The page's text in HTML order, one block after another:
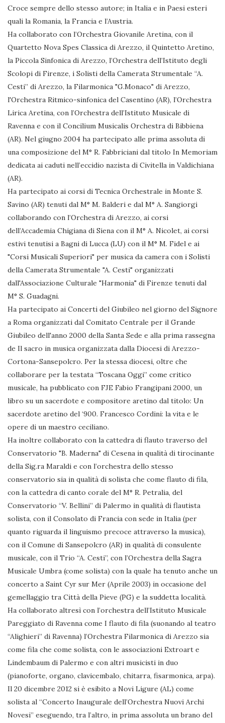
Croce sempre dello stesso autore; in Italia e in Paesi esteri
quali la Romania, la Francia e l’Austria.
Ha collaborato con l’Orchestra Giovanile Aretina, con il
Quartetto Nova Spes Classica di Arezzo, il Quintetto Aretino,
la Piccola Sinfonica di Arezzo, l’Orchestra dell’Istituto degli
Scolopi di Firenze, i Solisti della Camerata Strumentale “A.
Cesti” di Arezzo, la Filarmonica "G.Monaco" di Arezzo,
l'Orchestra Ritmico-sinfonica del Casentino (AR), l’Orchestra
Lirica Aretina, con l’Orchestra dell’Istituto Musicale di
Ravenna e con il Concilium Musicalis Orchestra di Bibbiena
(AR). Nel giugno 2004 ha partecipato alle prima assoluta di
una composizione del M° R. Fabbriciani dal titolo In Memoriam
dedicata ai caduti nell’eccidio nazista di Civitella in Valdichiana
(AR).
Ha partecipato ai corsi di Tecnica Orchestrale in Monte S.
Savino (AR) tenuti dal M° M. Balderi e dal M° A. Sangiorgi
collaborando con l’Orchestra di Arezzo, ai corsi
dell’Accademia Chigiana di Siena con il M° A. Nicolet, ai corsi
estivi tenutisi a Bagni di Lucca (LU) con il M° M. Fidel e ai
"Corsi Musicali Superiori" per musica da camera con i Solisti
della Camerata Strumentale "A. Cesti" organizzati
dall'Associazione Culturale "Harmonia" di Firenze tenuti dal
M° S. Guadagni.
Ha partecipato ai Concerti del Giubileo nel giorno del Signore
a Roma organizzati dal Comitato Centrale per il Grande
Giubileo dell'anno 2000 della Santa Sede e alla prima rassegna
de Il sacro in musica organizzata dalla Diocesi di Arezzo-
Cortona-Sansepolcro. Per la stessa diocesi, oltre che
collaborare per la testata “Toscana Oggi” come critico
musicale, ha pubblicato con FJE Fabio Frangipani 2000, un
libro su un sacerdote e compositore aretino dal titolo: Un
sacerdote aretino del ‘900. Francesco Cordini: la vita e le
opere di un maestro ceciliano.
Ha inoltre collaborato con la cattedra di flauto traverso del
Conservatorio "B. Maderna" di Cesena in qualità di tirocinante
della Sig.ra Maraldi e con l’orchestra dello stesso
conservatorio sia in qualità di solista che come flauto di fila,
con la cattedra di canto corale del M° R. Petralia, del
Conservatorio “V. Bellini” di Palermo in qualità di flautista
solista, con il Consolato di Francia con sede in Italia (per
quanto riguarda il linguismo precoce attraverso la musica),
con il Comune di Sansepolcro (AR) in qualità di consulente
musicale, con il Trio “A. Cesti”, con l’Orchestra della Sagra
Musicale Umbra (come solista) con la quale ha tenuto anche un
concerto a Saint Cyr sur Mer (Aprile 2003) in occasione del
gemellaggio tra Città della Pieve (PG) e la suddetta località.
Ha collaborato altresì con l’orchestra dell’Istituto Musicale
Pareggiato di Ravenna come I flauto di fila (suonando al teatro
“Alighieri” di Ravenna) l’Orchestra Filarmonica di Arezzo sia
come fila che come solista, con le associazioni Extroart e
Lindembaum di Palermo e con altri musicisti in duo
(pianoforte, organo, clavicembalo, chitarra, fisarmonica, arpa).
Il 20 dicembre 2012 si è esibito a Novi Ligure (AL) come
solista al “Concerto Inaugurale dell’Orchestra Nuovi Archi
Novesi” eseguendo, tra l’altro, in prima assoluta un brano del